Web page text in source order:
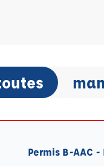
Permis B-AAC